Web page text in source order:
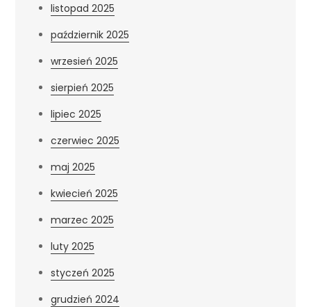
listopad 2025
październik 2025
wrzesień 2025
sierpień 2025
lipiec 2025
czerwiec 2025
maj 2025
kwiecień 2025
marzec 2025
luty 2025
styczeń 2025
grudzień 2024